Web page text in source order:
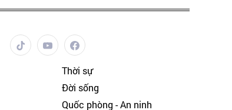
Thời sự
Đời sống
Quốc phòng - An ninh